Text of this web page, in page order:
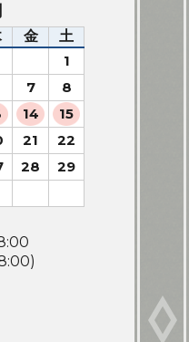
金 土
1
7
8
14
15
21
22
28
29